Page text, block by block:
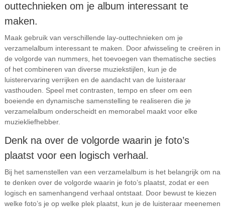
outtechnieken om je album interessant te
maken.
Maak gebruik van verschillende lay-outtechnieken om je
verzamelalbum interessant te maken. Door afwisseling te creëren in
de volgorde van nummers, het toevoegen van thematische secties
of het combineren van diverse muziekstijlen, kun je de
luisterervaring verrijken en de aandacht van de luisteraar
vasthouden. Speel met contrasten, tempo en sfeer om een
boeiende en dynamische samenstelling te realiseren die je
verzamelalbum onderscheidt en memorabel maakt voor elke
muziekliefhebber.
Denk na over de volgorde waarin je foto’s
plaatst voor een logisch verhaal.
Bij het samenstellen van een verzamelalbum is het belangrijk om na
te denken over de volgorde waarin je foto’s plaatst, zodat er een
logisch en samenhangend verhaal ontstaat. Door bewust te kiezen
welke foto’s je op welke plek plaatst, kun je de luisteraar meenemen